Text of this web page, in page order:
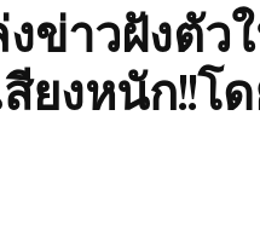
งข่าวฝังตั
ยงหนัก!!โ